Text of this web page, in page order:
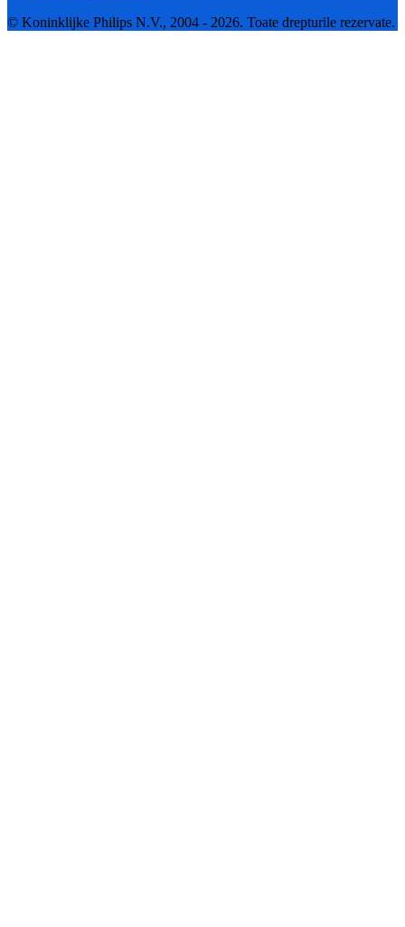
© Koninklijke Philips N.V., 2004 - 2026. Toate drepturile rezervate.